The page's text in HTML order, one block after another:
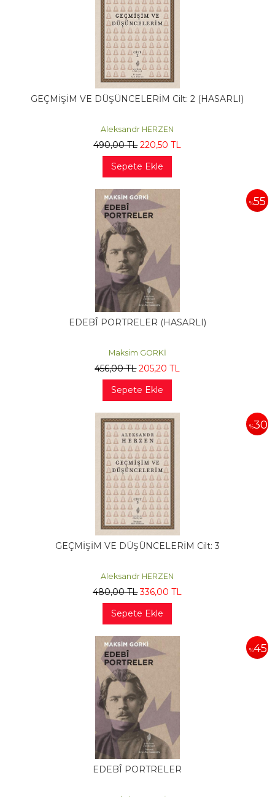
GEÇMİŞİM VE DÜŞÜNCELERİM Cilt: 2 (HASARLI)
Aleksandr HERZEN
490,00TL 220,50 TL
Sepete Ekle
%55
EDEBÎ PORTRELER (HASARLI)
Maksim GORKİ
456,00TL 205,20 TL
Sepete Ekle
%30
GEÇMİŞİM VE DÜŞÜNCELERİM Cilt: 3
Aleksandr HERZEN
480,00TL 336,00 TL
Sepete Ekle
%45
EDEBÎ PORTRELER